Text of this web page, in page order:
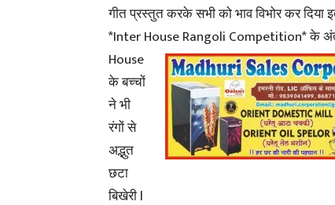
गीत प्रस्तुत करके सभी को भाव विभोर कर दिया
*Inter House Rangoli Competition* के
House
के बच्चों
ने भी
रंगों से
अद्भुत
छटा
बिखेरी l